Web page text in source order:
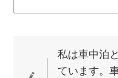
私は車中泊
ています。